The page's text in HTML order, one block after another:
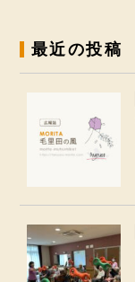
最近の投稿